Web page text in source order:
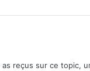
reçus sur ce topic,